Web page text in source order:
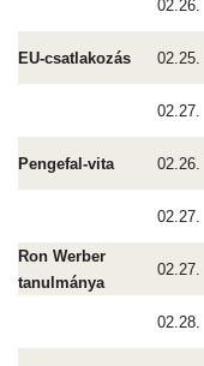
02.26.
EU-csatlakozás 02.25.
02.27.
Pengefal-vita 02.26.
02.27.
Ron Werber
tanulmánya
02.27.
02.28.